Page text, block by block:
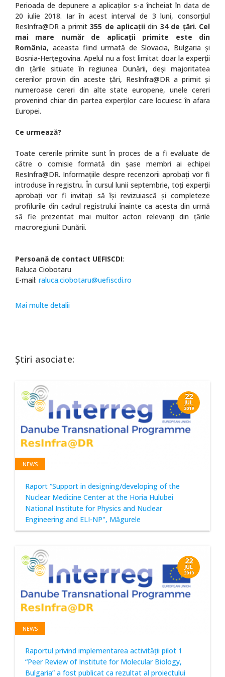
Perioada de depunere a aplicaților s-a încheiat în data de
20 iulie 2018. Iar în acest interval de 3 luni, consorțiul
ResInfra@DR a primit355 de aplicațiidin 34 de țări. Cel
mai mare număr de aplicații primite este din
România, aceasta fiind urmată de Slovacia, Bulgaria și
Bosnia-Herțegovina. Apelul nu a fost limitat doar la experții
din țările situate în regiunea Dunării, deși majoritatea
cererilor provin din aceste țări, ResInfra@DR a primit şi
numeroase cereri din alte state europene, unele cereri
provenind chiar din partea experților care locuiesc în afara
Europei.
Ce urmează?
Toate cererile primite sunt în proces de a fi evaluate de
către o comisie formată din șase membri ai echipei
ResInfra@DR. Informațiile despre recenzorii aprobați vor fi
introduse în registru. În cursul lunii septembrie, toți experții
aprobați vor fi invitați să își revizuiască și completeze
profilurile din cadrul registrului înainte ca acesta din urmă
să fie prezentat mai multor actori relevanți din țările
macroregiunii Dunării.
Persoană de contact UEFISCDI:
Raluca Ciobotaru
E-mail: raluca.ciobotaru@uefiscdi.ro
Mai multe detalii
Știri asociate:
22
JUL
2019
NEWS
Raport “Support in designing/developing of the
Nuclear Medicine Center at the Horia Hulubei
National Institute for Physics and Nuclear
Engineering and ELI-NP", Măgurele
22
JUL
2019
NEWS
Raportul privind implementarea activităţii pilot 1
“Peer Review of Institute for Molecular Biology,
Bulgaria” a fost publicat ca rezultat al proiectului